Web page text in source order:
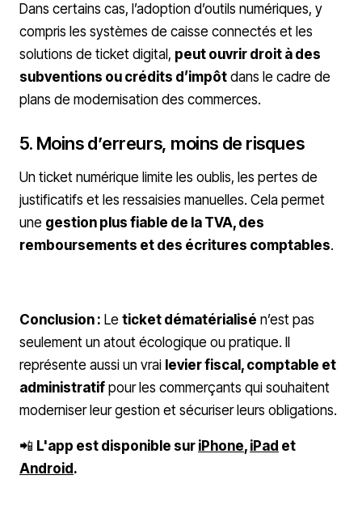
Dans certains cas, l’adoption d’outils numériques, y
compris les systèmes de caisse connectés et les
solutions de ticket digital, peut ouvrir droit à des
subventions ou crédits d’impôt dans le cadre de
plans de modernisation des commerces.
5. Moins d’erreurs, moins de risques
Un ticket numérique limite les oublis, les pertes de
justificatifs et les ressaisies manuelles. Cela permet
une gestion plus fiable de la TVA, des
remboursements et des écritures comptables.
Conclusion : Le ticket dématérialisé n’est pas
seulement un atout écologique ou pratique. Il
représente aussi un vrai levier fiscal, comptable et
administratif pour les commerçants qui souhaitent
moderniser leur gestion et sécuriser leurs obligations.
📲 L'app est disponible sur iPhone, iPad et
Android .